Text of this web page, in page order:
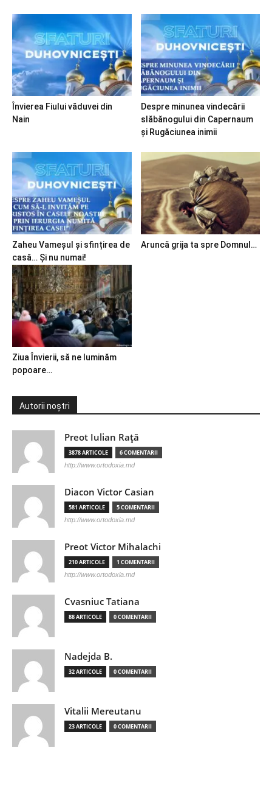
Învierea Fiului văduvei din
Nain
Despre minunea vindecării
slăbănogului din Capernaum
și Rugăciunea inimii
Zaheu Vameșul și sfințirea de
casă… Și nu numai!
Aruncă grija ta spre Domnul…
Ziua Învierii, să ne luminăm
popoare…
Autorii noștri
Preot Iulian Raţă
3878 ARTICOLE 6 COMENTARII
http://www.ortodoxia.md
Diacon Victor Casian
581 ARTICOLE 5 COMENTARII
http://www.ortodoxia.md
Preot Victor Mihalachi
210 ARTICOLE 1 COMENTARII
http://www.ortodoxia.md
Cvasniuc Tatiana
88 ARTICOLE 0 COMENTARII
Nadejda B.
32 ARTICOLE 0 COMENTARII
Vitalii Mereutanu
23 ARTICOLE 0 COMENTARII